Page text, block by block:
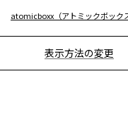
atomicboxx（アトミックボック
表示方法の変更